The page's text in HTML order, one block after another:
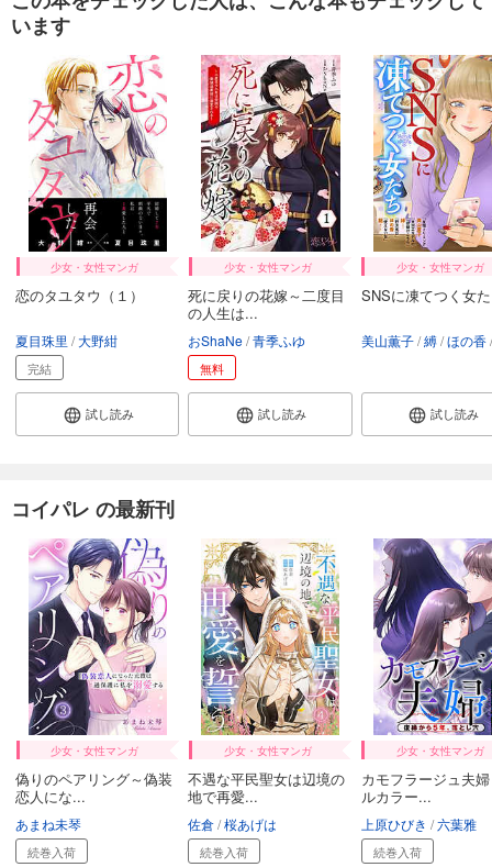
います
少女・女性マンガ
恋のタユタウ（１）
夏目珠里 大野紺
完結
試し読み
少女・女性マンガ
死に戻りの花嫁～二度目
の人生は...
おShaNe 青季ふゆ
無料
試し読み
少女・女性マンガ
SNSに凍てつく女
美山薫子 縛 ほの香
試し読み
コイパレ の最新刊
少女・女性マンガ
偽りのペアリング～偽装
恋人にな...
あまね未琴
続巻入荷
少女・女性マンガ
不遇な平民聖女は辺境の
地で再愛...
佐倉 桜あげは
続巻入荷
少女・女性マンガ
カモフラージュ夫
ルカラー...
上原ひびき 六葉雅
続巻入荷